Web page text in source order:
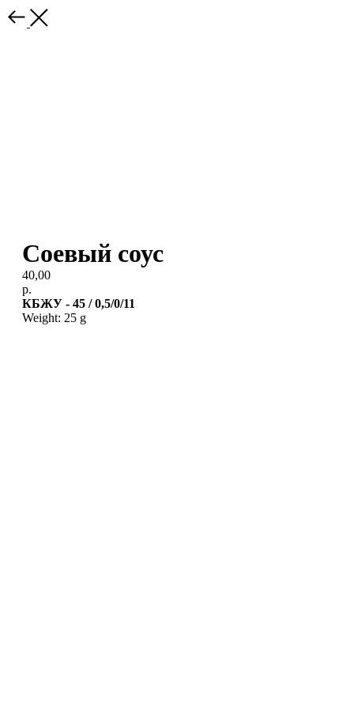
Соевый соус
40,00
р.
КБЖУ - 45 / 0,5/0/11
Weight: 25 g